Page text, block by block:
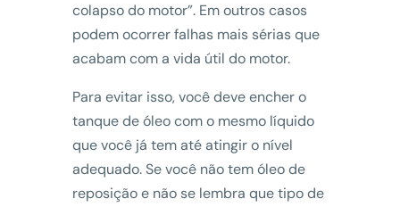
colapso do motor”. Em outros casos
podem ocorrer falhas mais sérias que
acabam com a vida útil do motor.
Para evitar isso, você deve encher o
tanque de óleo com o mesmo líquido
que você já tem até atingir o nível
adequado. Se você não tem óleo de
reposição e não se lembra que tipo de